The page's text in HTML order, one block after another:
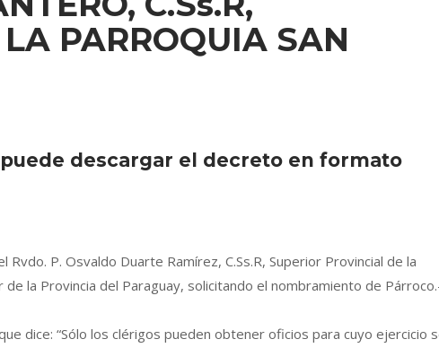
PARROQUIA SAN
descargar el decreto en formato
Rvdo. P. Osvaldo Duarte Ramírez, C.Ss.R, Superior Provincial de la
la Provincia del Paraguay, solicitando el nombramiento de
dice: “Sólo los clérigos pueden obtener oficios para cuyo ejercicio